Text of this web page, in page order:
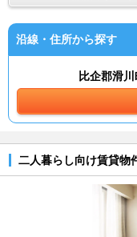
沿線・住所から探す
比企郡滑
二人暮らし向け賃貸物